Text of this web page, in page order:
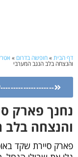
בדרום»אטרקציות בדרום»
המערבי
לחזור
סיירת
בלב הנגב